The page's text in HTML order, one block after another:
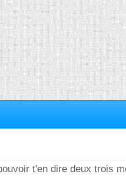
t'en dire deux trois